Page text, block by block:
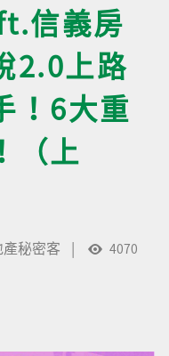
信義房
2.0上路
！6大重
（上
秘密客 | 4070